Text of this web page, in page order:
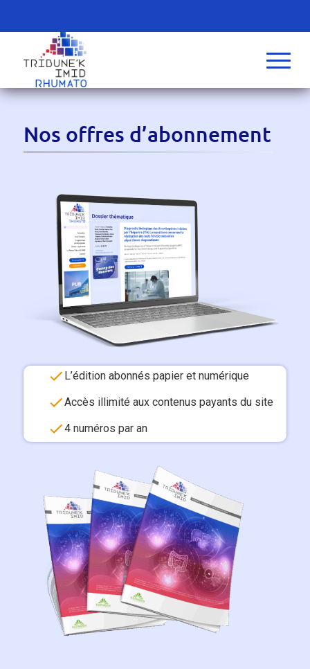
Nos offres d’abonnement
L’édition abonnés papier et numérique
Accès illimité aux contenus payants du site
4 numéros par an